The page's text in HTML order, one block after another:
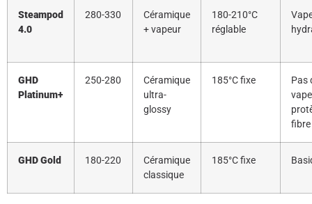
Steampod
4.0
280-330
Céramique
+ vapeur
180-210°C
réglable
GHD
Platinum+
250-280
Céramique
ultra-
glossy
185°C fixe
Pas
fibre
GHD Gold 180-220
Céramique
classique
185°C fixe